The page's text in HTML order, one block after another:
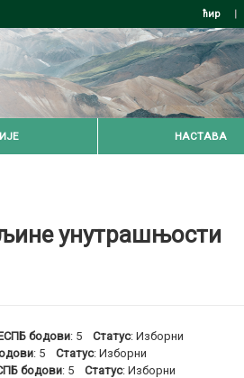
ћир |
НАСТАВА
унутрашњости
бодови: 5Статус: Изборни
: 5Статус: Изборни
бодови: 5Статус: Изборни